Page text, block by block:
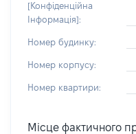
[Конфіденційна
Інформація]:
Номер будинку:
Номер корпусу:
Номер квартири:
Місце фактичного